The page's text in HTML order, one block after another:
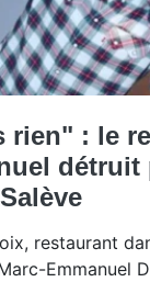
rien" : le
détruit
restaurant
Emmanuel